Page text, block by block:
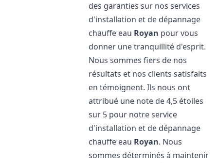
des garanties sur nos services
d'installation et de dépannage
chauffe eau Royan pour vous
donner une tranquillité d'esprit.
Nous sommes fiers de nos
résultats et nos clients satisfaits
en témoignent. Ils nous ont
attribué une note de 4,5 étoiles
sur 5 pour notre service
d'installation et de dépannage
chauffe eau Royan. Nous
sommes déterminés à maintenir